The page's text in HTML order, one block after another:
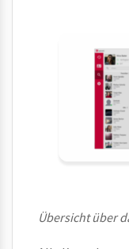
Übersicht über